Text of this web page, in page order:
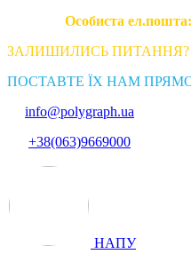
Особиста ел.пошта:
ЗАЛИШИЛИСЬ ПИТАННЯ?
ПОСТАВТЕ ЇХ НАМ
info@polygraph.ua
+38(063)9669000
НАПУ